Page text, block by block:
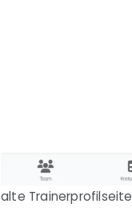
alte Trainerprofilseite